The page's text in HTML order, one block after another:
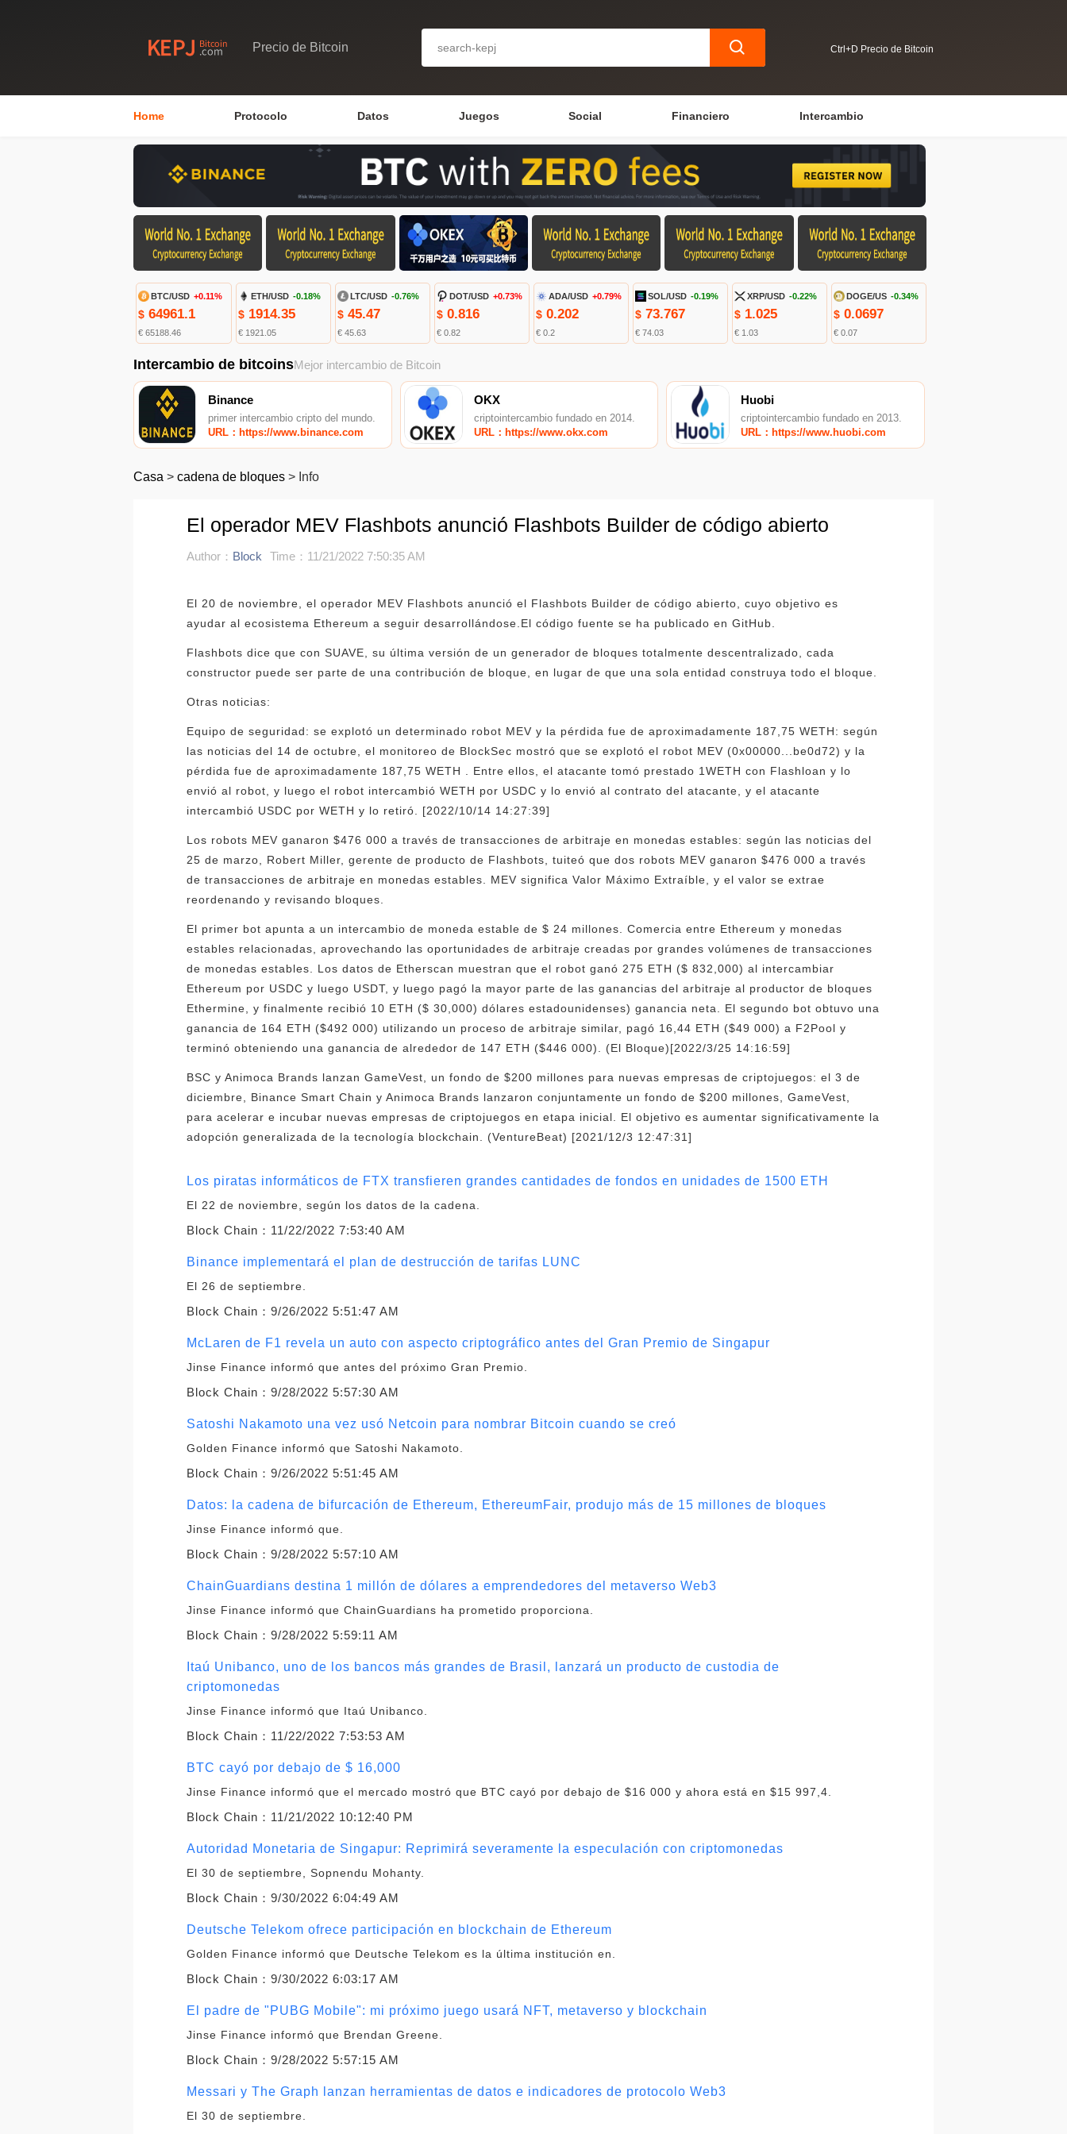
Precio de Bitcoin Ctrl+D Precio de Bitcoin
Home Protocolo Datos Juegos Social Financiero Intercambio
BTC/USD +0.11%
$ 64961.1
€ 65188.46
ETH/USD -0.18%
$1914.35
€ 1921.05
LTC/USD -0.76%
$45.47
€ 45.63
DOT/USD +0.73%
$0.816
€ 0.82
ADA/USD +0.79%
$0.202
€ 0.2
SOL/USD -0.19%
$ 73.767
€ 74.03
XRP/USD -0.22%
$ 1.025
€ 1.03
DOGE/US -0.34%
$ 0.0697
€ 0.07
Intercambio de bitcoinsMejor intercambio de Bitcoin
Binance
primer intercambio cripto del mundo.
URL：https://www.binance.com
OKX
criptointercambio fundado en 2014.
URL：https://www.okx.com
Huobi
criptointercambio fundado en 2013.
URL：https://www.huobi.com
Casa > cadena de bloques > Info
El operador MEV Flashbots anunció Flashbots Builder de código abierto
Author： Block Time：11/21/2022 7:50:35 AM
El 20 de noviembre, el operador MEV Flashbots anunció el Flashbots Builder de código abierto, cuyo objetivo es
ayudar al ecosistema Ethereum a seguir desarrollándose.El código fuente se ha publicado en GitHub.
Flashbots dice que con SUAVE, su última versión de un generador de bloques totalmente descentralizado, cada
constructor puede ser parte de una contribución de bloque, en lugar de que una sola entidad construya todo el bloque.
Otras noticias:
Equipo de seguridad: se explotó un determinado robot MEV y la pérdida fue de aproximadamente 187,75 WETH: según
las noticias del 14 de octubre, el monitoreo de BlockSec mostró que se explotó el robot MEV (0x00000...be0d72) y la
pérdida fue de aproximadamente 187,75 WETH . Entre ellos, el atacante tomó prestado 1WETH con Flashloan y lo
envió al robot, y luego el robot intercambió WETH por USDC y lo envió al contrato del atacante, y el atacante
intercambió USDC por WETH y lo retiró. [2022/10/14 14:27:39]
Los robots MEV ganaron $476 000 a través de transacciones de arbitraje en monedas estables: según las noticias del
25 de marzo, Robert Miller, gerente de producto de Flashbots, tuiteó que dos robots MEV ganaron $476 000 a través
de transacciones de arbitraje en monedas estables. MEV significa Valor Máximo Extraíble, y el valor se extrae
reordenando y revisando bloques.
El primer bot apunta a un intercambio de moneda estable de $ 24 millones. Comercia entre Ethereum y monedas
estables relacionadas, aprovechando las oportunidades de arbitraje creadas por grandes volúmenes de transacciones
de monedas estables. Los datos de Etherscan muestran que el robot ganó 275 ETH ($ 832,000) al intercambiar
Ethereum por USDC y luego USDT, y luego pagó la mayor parte de las ganancias del arbitraje al productor de bloques
Ethermine, y finalmente recibió 10 ETH ($ 30,000) dólares estadounidenses) ganancia neta. El segundo bot obtuvo una
ganancia de 164 ETH ($492 000) utilizando un proceso de arbitraje similar, pagó 16,44 ETH ($49 000) a F2Pool y
terminó obteniendo una ganancia de alrededor de 147 ETH ($446 000). (El Bloque)[2022/3/25 14:16:59]
BSC y Animoca Brands lanzan GameVest, un fondo de $200 millones para nuevas empresas de criptojuegos: el 3 de
diciembre, Binance Smart Chain y Animoca Brands lanzaron conjuntamente un fondo de $200 millones, GameVest,
para acelerar e incubar nuevas empresas de criptojuegos en etapa inicial. El objetivo es aumentar significativamente la
adopción generalizada de la tecnología blockchain. (VentureBeat) [2021/12/3 12:47:31]
Los piratas informáticos de FTX transfieren grandes cantidades de fondos en unidades de 1500 ETH
El 22 de noviembre, según los datos de la cadena.
Block Chain： 11/22/2022 7:53:40 AM
Binance implementará el plan de destrucción de tarifas LUNC
El 26 de septiembre.
Block Chain：9/26/2022 5:51:47 AM
McLaren de F1 revela un auto con aspecto criptográfico antes del Gran Premio de Singapur
Jinse Finance informó que antes del próximo Gran Premio.
Block Chain：9/28/2022 5:57:30 AM
Satoshi Nakamoto una vez usó Netcoin para nombrar Bitcoin cuando se creó
Golden Finance informó que Satoshi Nakamoto.
Block Chain：9/26/2022 5:51:45 AM
Datos: la cadena de bifurcación de Ethereum, EthereumFair, produjo más de 15 millones de bloques
Jinse Finance informó que.
Block Chain：9/28/2022 5:57:10 AM
ChainGuardians destina 1 millón de dólares a emprendedores del metaverso Web3
Jinse Finance informó que ChainGuardians ha prometido proporciona.
Block Chain：9/28/2022 5:59:11 AM
Itaú Unibanco, uno de los bancos más grandes de Brasil, lanzará un producto de custodia de
criptomonedas
Jinse Finance informó que Itaú Unibanco.
Block Chain： 11/22/2022 7:53:53 AM
BTC cayó por debajo de $ 16,000
Jinse Finance informó que el mercado mostró que BTC cayó por debajo de $16 000 y ahora está en $15 997,4.
Block Chain： 11/21/2022 10:12:40 PM
Autoridad Monetaria de Singapur: Reprimirá severamente la especulación con criptomonedas
El 30 de septiembre, Sopnendu Mohanty.
Block Chain：9/30/2022 6:04:49 AM
Deutsche Telekom ofrece participación en blockchain de Ethereum
Golden Finance informó que Deutsche Telekom es la última institución en.
Block Chain：9/30/2022 6:03:17 AM
El padre de "PUBG Mobile": mi próximo juego usará NFT, metaverso y blockchain
Jinse Finance informó que Brendan Greene.
Block Chain：9/28/2022 5:57:15 AM
Messari y The Graph lanzan herramientas de datos e indicadores de protocolo Web3
El 30 de septiembre.